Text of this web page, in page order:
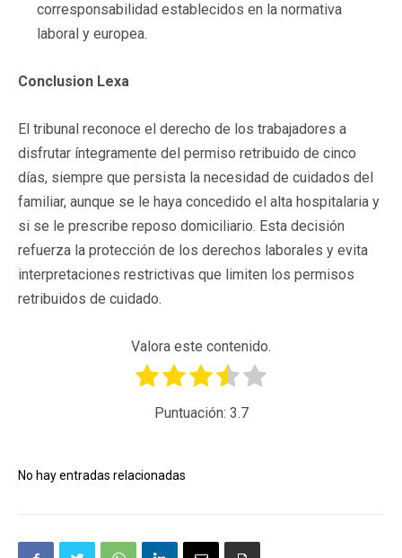
corresponsabilidad establecidos en la normativa
laboral y europea.
Conclusion Lexa
El tribunal reconoce el derecho de los trabajadores a
disfrutar íntegramente del permiso retribuido de cinco
días, siempre que persista la necesidad de cuidados del
familiar, aunque se le haya concedido el alta hospitalaria y
si se le prescribe reposo domiciliario. Esta decisión
refuerza la protección de los derechos laborales y evita
interpretaciones restrictivas que limiten los permisos
retribuidos de cuidado.
Valora este contenido.
Puntuación: 3.7
No hay entradas relacionadas